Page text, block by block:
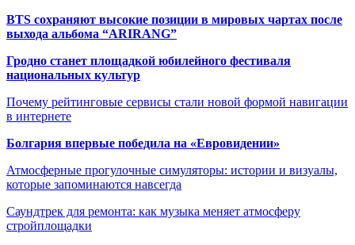
BTS сохраняют высокие позиции в мировых чартах после
выхода альбома “ARIRANG”
Гродно станет площадкой юбилейного фестиваля
национальных культур
Почему рейтинговые сервисы стали новой формой навигации
в интернете
Болгария впервые победила на «Евровидении»
Атмосферные прогулочные симуляторы: истории и визуалы,
которые запоминаются навсегда
Саундтрек для ремонта: как музыка меняет атмосферу
стройплощадки